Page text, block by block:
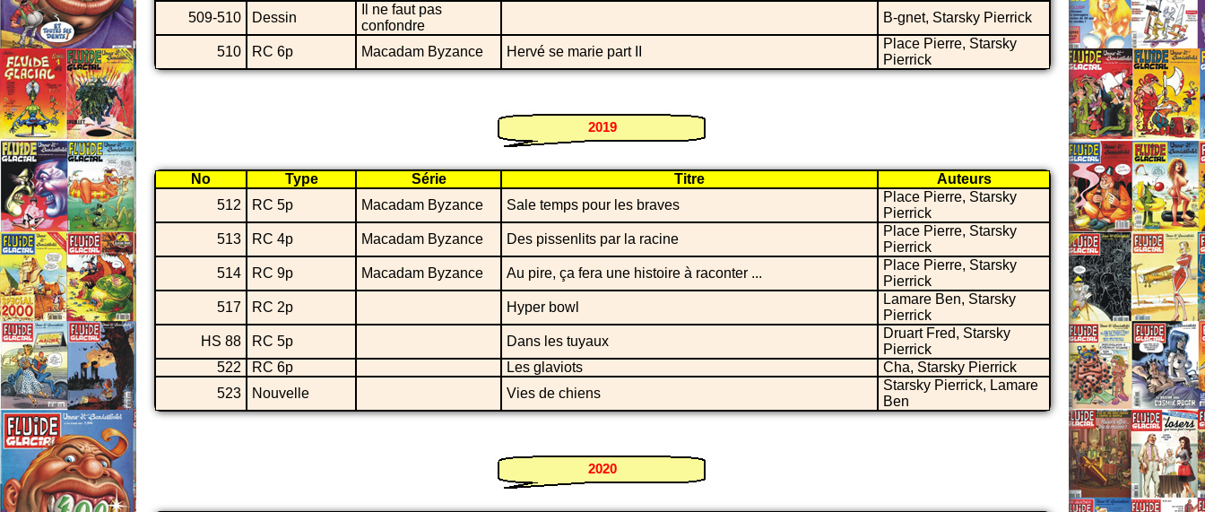
509-510
Dessin
Il ne faut pas
confondre
B-gnet, Starsky Pierrick
510 RC 6p Macadam Byzance Hervé se marie part II
Place Pierre, Starsky
Pierrick
2019
No Type Série Titre
Auteurs
512
RC 5p Macadam Byzance Sale temps pour les braves
Place Pierre, Starsky
Pierrick
513
RC 4p Macadam Byzance Des pissenlits par la racine
Place Pierre, Starsky
Pierrick
514
RC 9p Macadam Byzance Au pire, ça fera une histoire à raconter ...
Place Pierre, Starsky
Pierrick
517
RC 2p Hyper bowl
Lamare Ben, Starsky
Pierrick
HS 88
RC 5p Dans les tuyaux
Druart Fred, Starsky
Pierrick
522
RC 6p Les glaviots
Cha, Starsky Pierrick
523
Nouvelle Vies de chiens
Starsky Pierrick, Lamare
Ben
2020